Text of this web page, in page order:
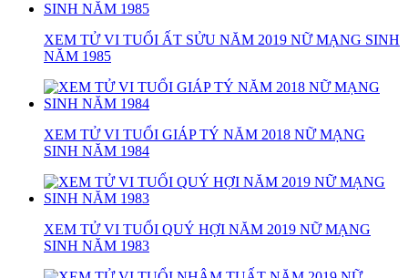
XEM TỬ VI TUỔI ẤT SỬU NĂM 2019 NỮ MẠNG SINH
NĂM 1985
XEM TỬ VI TUỔI GIÁP TÝ NĂM 2018 NỮ MẠNG
SINH NĂM 1984
XEM TỬ VI TUỔI QUÝ HỢI NĂM 2019 NỮ MẠNG
SINH NĂM 1983